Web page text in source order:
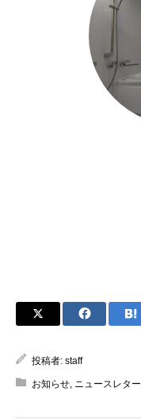
投稿者: staff
お知らせ, ニュースレター